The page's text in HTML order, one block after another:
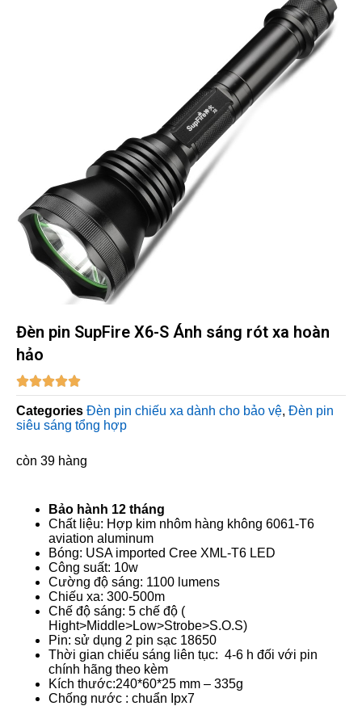
Đèn pin SupFire X6-S Ánh sáng rót xa hoàn
hảo

Categories Đèn pin chiếu xa dành cho bảo vệ, Đèn pin
siêu sáng tổng hợp
còn 39 hàng
Bảo hành 12 tháng
Chất liệu: Hợp kim nhôm hàng không 6061-T6
aviation aluminum
Bóng: USA imported Cree XML-T6 LED
Công suất: 10w
Cường độ sáng: 1100 lumens
Chiếu xa: 300-500m
Chế độ sáng: 5 chế độ (
Hight>Middle>Low>Strobe>S.O.S)
Pin: sử dụng 2 pin sạc 18650
Thời gian chiếu sáng liên tục: 4-6 h đối với pin
chính hãng theo kèm
Kích thước:240*60*25 mm – 335g
Chống nước : chuẩn Ipx7